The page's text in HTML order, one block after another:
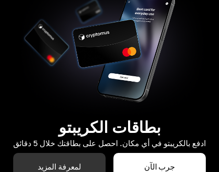
بطاقات الكريبتو
ادفع بالكريبتو في أي مكان. احصل على بطاقتك خلال 5 دقائق
جرب الآن لمعرفة المزيد